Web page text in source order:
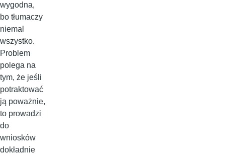
wygodna,
bo tłumaczy
niemal
wszystko.
Problem
polega na
tym, że jeśli
potraktować
ją poważnie,
to prowadzi
do
wniosków
dokładnie